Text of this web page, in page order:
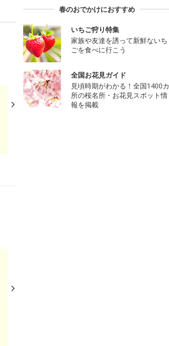
春のおでかけにおすすめ
いちご狩り特集
家族や友達を誘って新鮮ないち
ごを食べに行こう
全国お花見ガイド
見頃時期がわかる！全国1400カ
所の桜名所・お花見スポット情
報を掲載